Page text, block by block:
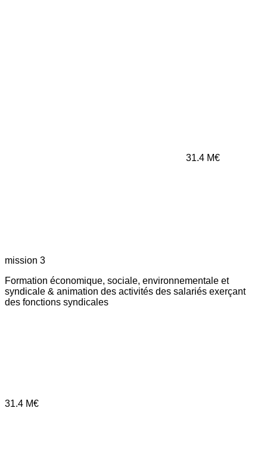
31.4 M€
mission 3
Formation économique, sociale, environnementale et
syndicale & animation des activités des salariés exerçant
des fonctions syndicales
31.4 M€